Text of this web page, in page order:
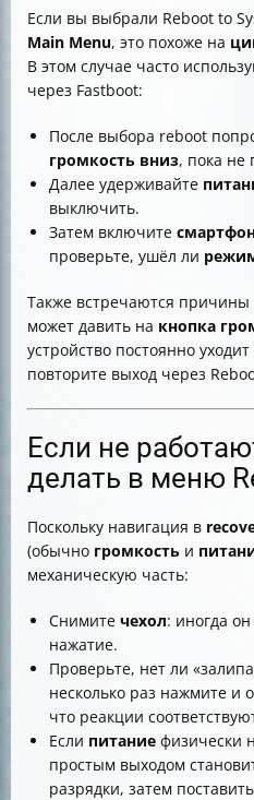
Если вы выбрали Reboot to
Main Menu, это похоже на
В этом случае часто
через Fastboot:
После выбора reboot
громкость вниз, пока не
Далее удерживайте
выключить.
Затем включите
проверьте, ушёл ли
Также встречаются
может давить на кнопка
устройство постоянно
повторите выход через
Если не
делать в меню
Поскольку навигация в
(обычно громкость и
механическую часть:
Снимите чехол: иногда
нажатие.
Проверьте, нет ли
несколько раз нажмите и
что реакции
Если питание физически
простым выходом
разрядки, затем